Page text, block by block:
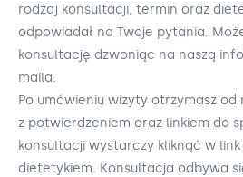
rodzaj konsultacji, termin oraz
odpowiadał na Twoje pytania.
konsultację dzwoniąc na naszą
maila.
Po umówieniu wizyty otrzymasz
z potwierdzeniem oraz linkiem do
konsultacji wystarczy kliknąć w link
dietetykiem. Konsultacja odbywa